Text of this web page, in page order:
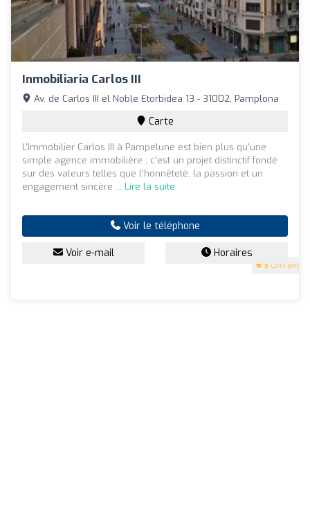
Inmobiliaria Carlos III
5 (244 avis)
Av. de Carlos III el Noble Etorbidea 13 - 31002, Pamplona
Carte
L'Immobilier Carlos III à Pampelune est bien plus qu'une
simple agence immobilière ; c'est un projet distinctif fondé
sur des valeurs telles que l'honnêteté, la passion et un
engagement sincère ... Lire la suite
Voir le téléphone
Voir e-mail Horaires